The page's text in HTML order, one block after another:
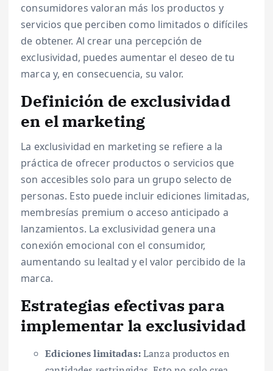
consumidores valoran más los productos y
servicios que perciben como limitados o difíciles
de obtener. Al crear una percepción de
exclusividad, puedes aumentar el deseo de tu
marca y, en consecuencia, su valor.
Definición de exclusividad
en el marketing
La exclusividad en marketing se refiere a la
práctica de ofrecer productos o servicios que
son accesibles solo para un grupo selecto de
personas. Esto puede incluir ediciones limitadas,
membresías premium o acceso anticipado a
lanzamientos. La exclusividad genera una
conexión emocional con el consumidor,
aumentando su lealtad y el valor percibido de la
marca.
Estrategias efectivas para
implementar la exclusividad
Ediciones limitadas:Lanza productos en